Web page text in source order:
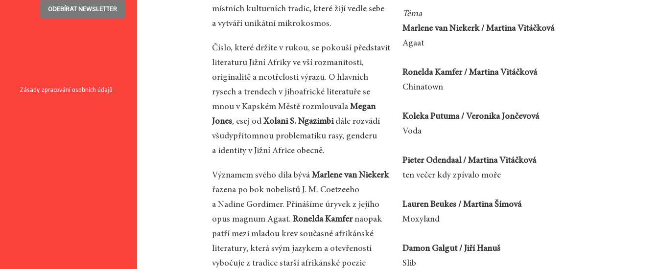
ODEBÍRAT NEWSLETTER
Zásady zpracování osobních údajů
místních kulturních tradic, které žijí vedle sebe
a vytváří unikátní mikrokosmos.
Číslo, které držíte v rukou, se pokouší představit
literaturu Jižní Afriky ve vší rozmanitosti,
originalitě a neotřelosti výrazu. O hlavních
rysech a trendech v jihoafrické literatuře se
mnou v Kapském Městě rozmlouvalaMegan
Jones, esej odXolani S.Ngazimbi dále rozvádí
všudypřítomnou problematiku rasy, genderu
a identity v Jižní Africe obecně.
Významem svého díla býváMarlene van Niekerk
řazena po bok nobelistů J. M. Coetzeeho
a Nadine Gordimer. Přinášíme úryvek z jejího
opus magnum Agaat.Ronelda Kamfernaopak
patří mezi mladou krev současné afrikánské
literatury, která svým jazykem a otevřeností
vybočuje z tradice starší afrikánské poezie
Téma
Marlene van Niekerk / Martina Vitáčková
Agaat
Ronelda Kamfer / Martina Vitáčková
Chinatown
Koleka Putuma / Veronika Jončevová
Voda
Pieter Odendaal / Martina Vitáčková
ten večer kdy zpívalo moře
Lauren Beukes / Martina Šímová
Moxyland
Damon Galgut / Jiří Hanuš
Slib